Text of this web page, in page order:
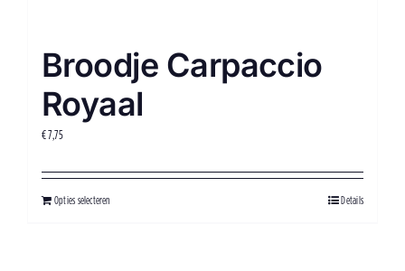
Broodje Carpaccio
Royaal
€7,75
Opties selecteren Details